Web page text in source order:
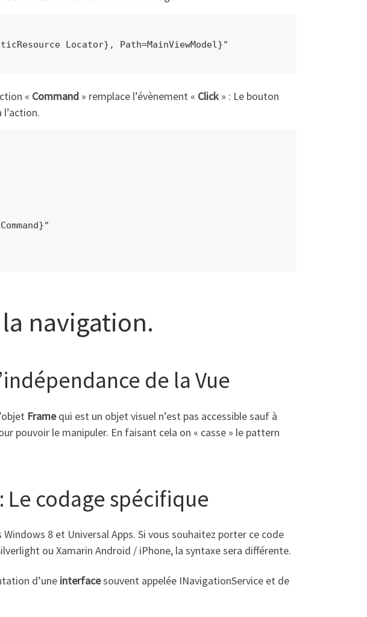
Locator}, Path=MainViewModel}"
« Command » remplace l’évènement « Click » : Le bouton
l’action.
navigation.
de la Vue
Framequi est un objet visuel n’est pas accessible sauf à
pouvoir le manipuler. En faisant cela on « casse » le pattern
codage spécifique
8 et Universal Apps. Si vous souhaitez porter ce code
ou Xamarin Android / iPhone, la syntaxe sera différente.
d’une interfacesouvent appelée INavigationService et de